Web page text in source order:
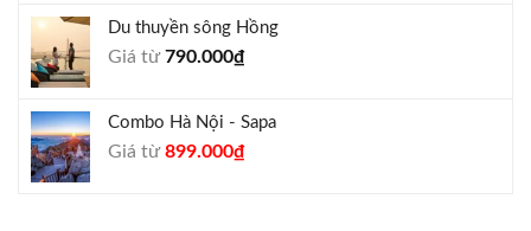
1.000.000₫.
là:
Du thuyền sông Hồng
Giá từ790.000₫
Combo Hà Nội - Sapa
Giá từGiá
899.000₫Giá